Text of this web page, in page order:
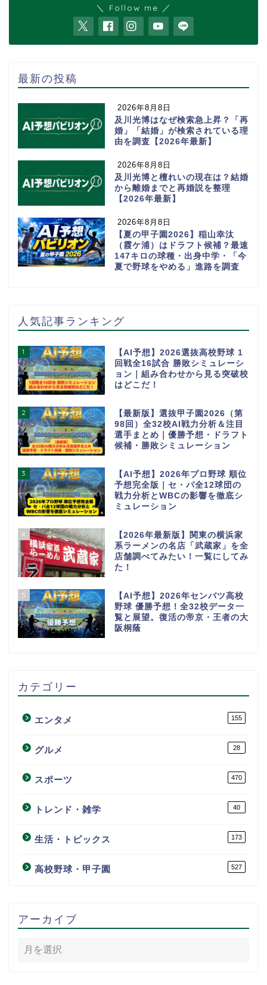
＼ Follow me ／
最新の投稿
2026年8月8日
及川光博はなぜ検索急上昇？「再
婚」「結婚」が検索されている理
由を調査【2026年最新】
2026年8月8日
及川光博と檀れいの現在は？結婚
から離婚までと再婚説を整理
【2026年最新】
2026年8月8日
【夏の甲子園2026】稲山幸汰
（霞ケ浦）はドラフト候補？最速
147キロの球種・出身中学・「今
夏で野球をやめる」進路を調査
人気記事ランキング
1
【AI予想】2026選抜高校野球 1
回戦全16試合 勝敗シミュレーシ
ョン｜組み合わせから見る突破校
はどこだ！
2
【最新版】選抜甲子園2026（第
98回）全32校AI戦力分析＆注目
選手まとめ｜優勝予想・ドラフト
候補・勝敗シミュレーション
3
【AI予想】2026年プロ野球 順位
予想完全版｜セ・パ全12球団の
戦力分析とWBCの影響を徹底シ
ミュレーション
4
【2026年最新版】関東の横浜家
系ラーメンの名店「武蔵家」を全
店舗調べてみたい！一覧にしてみ
た！
5
【AI予想】2026年センバツ高校
野球 優勝予想！全32校データ一
覧と展望。復活の帝京・王者の大
阪桐蔭
カテゴリー
エンタメ 155
グルメ 28
スポーツ 470
トレンド・雑学 40
生活・トピックス 173
高校野球・甲子園 527
アーカイブ